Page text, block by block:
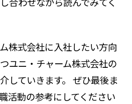
株式会社に入社したい方向
ユニ・チャーム株式会社の
していきます。 ぜひ最後ま
活動の参考にしてください